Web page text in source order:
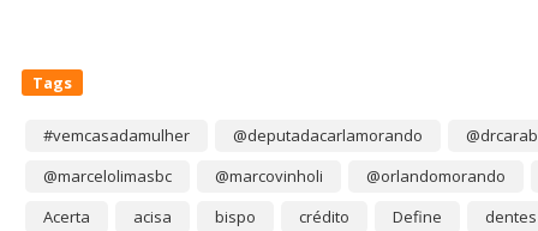
Tags
#vemcasadamulher @deputadacarlamorando
@marcelolimasbc
@marcovinholi
@orlandomorando
Acerta
acisa bispo crédito Define dentes